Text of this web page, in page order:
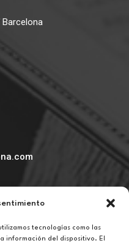
tecnologías como las
información del dispositivo. El
Barcelona